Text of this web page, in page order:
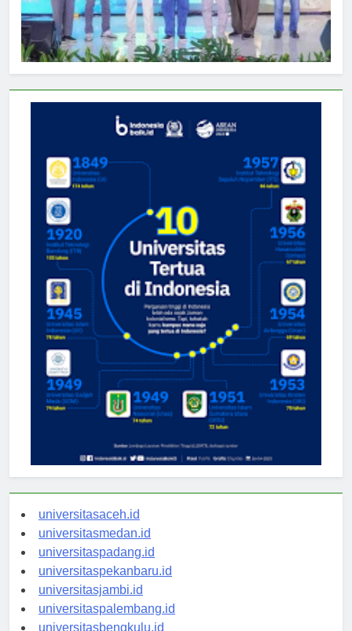
universitasaceh.id
universitasmedan.id
universitaspadang.id
universitaspekanbaru.id
universitasjambi.id
universitaspalembang.id